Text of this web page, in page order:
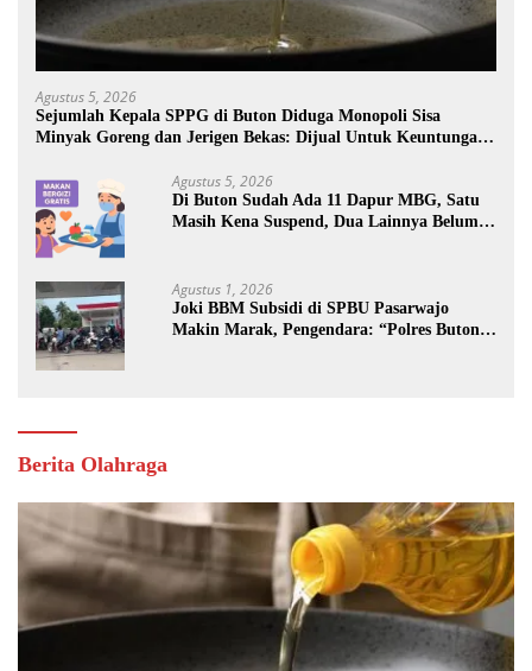
Agustus 5, 2026
Sejumlah Kepala SPPG di Buton Diduga Monopoli Sisa
Minyak Goreng dan Jerigen Bekas: Dijual Untuk Keuntungan
Agustus 5, 2026
Di Buton Sudah Ada 11 Dapur MBG, Satu
Masih Kena Suspend, Dua Lainnya Belum
Agustus 1, 2026
Joki BBM Subsidi di SPBU Pasarwajo
Makin Marak, Pengendara: “Polres Buton
Berita Olahraga